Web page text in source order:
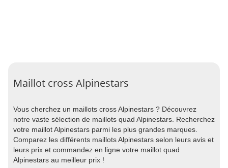
Maillot cross Alpinestars
Vous cherchez un maillots cross Alpinestars ? Découvrez
notre vaste sélection de maillots quad Alpinestars. Recherchez
votre maillot Alpinestars parmi les plus grandes marques.
Comparez les différents maillots Alpinestars selon leurs avis et
leurs prix et commandez en ligne votre maillot quad
Alpinestars au meilleur prix !